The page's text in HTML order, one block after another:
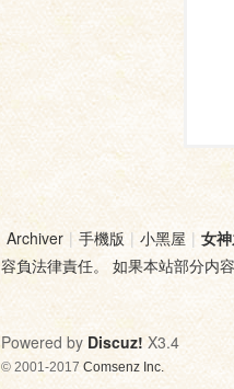
Archiver | 手機版 | 小黑屋 | 女
容負法律責任。 如果本站部分内
Powered by Discuz! X3.4
© 2001-2017 Comsenz Inc.